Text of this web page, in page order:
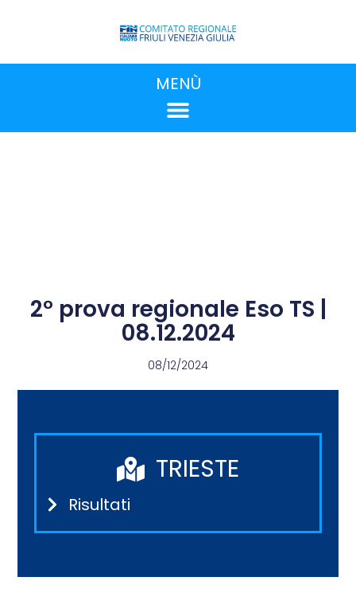
MENÙ
2° prova regionale Eso TS |
08.12.2024
08/12/2024
TRIESTE
Risultati